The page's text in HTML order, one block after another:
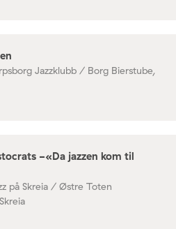
Jazzklubb / Borg Bierstube,
-«Da jazzen kom til
på Skreia / Østre Toten